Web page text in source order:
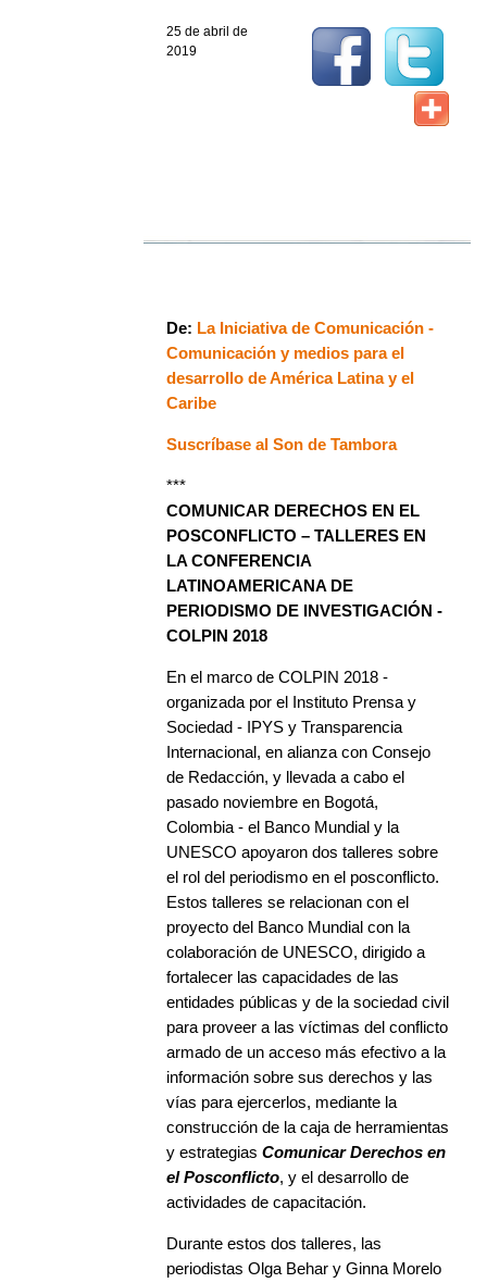
25 de abril de
2019
De: La Iniciativa de Comunicación -
Comunicación y medios para el
desarrollo de América Latina y el
Caribe
Suscríbase al Son de Tambora
***
COMUNICAR DERECHOS EN EL
POSCONFLICTO – TALLERES EN
LA CONFERENCIA
LATINOAMERICANA DE
PERIODISMO DE INVESTIGACIÓN -
COLPIN 2018
En el marco de COLPIN 2018 -
organizada por el Instituto Prensa y
Sociedad - IPYS y Transparencia
Internacional, en alianza con Consejo
de Redacción, y llevada a cabo el
pasado noviembre en Bogotá,
Colombia - el Banco Mundial y la
UNESCO apoyaron dos talleres sobre
el rol del periodismo en el posconflicto.
Estos talleres se relacionan con el
proyecto del Banco Mundial con la
colaboración de UNESCO, dirigido a
fortalecer las capacidades de las
entidades públicas y de la sociedad civil
para proveer a las víctimas del conflicto
armado de un acceso más efectivo a la
información sobre sus derechos y las
vías para ejercerlos, mediante la
construcción de la caja de herramientas
y estrategias Comunicar Derechos en
el Posconflicto, y el desarrollo de
actividades de capacitación.
Durante estos dos talleres, las
periodistas Olga Behar y Ginna Morelo